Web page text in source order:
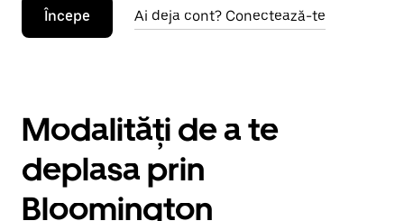
Începe Ai deja cont? Conectează-te
Modalități de a te
deplasa prin
Bloomington